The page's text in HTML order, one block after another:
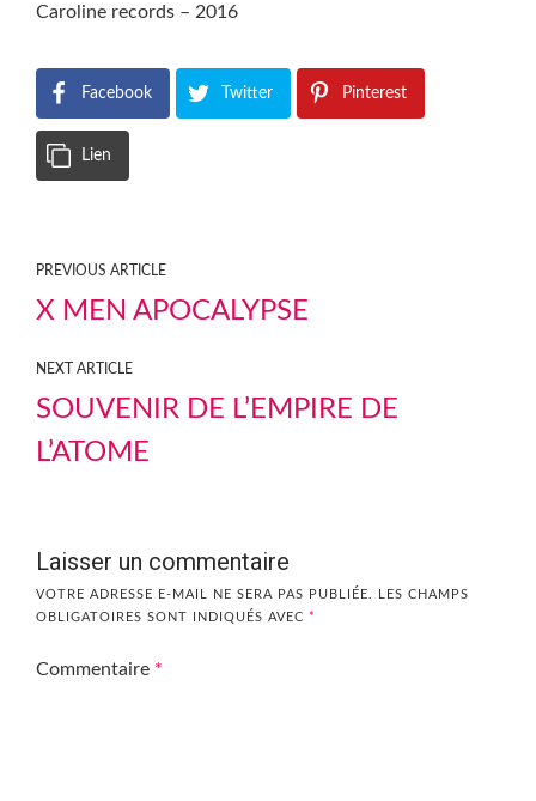
Caroline records – 2016
Facebook Twitter Pinterest
Lien
PREVIOUS ARTICLE
X MEN APOCALYPSE
NEXT ARTICLE
SOUVENIR DE L’EMPIRE DE
L’ATOME
Laisser un commentaire
VOTRE ADRESSE E-MAIL NE SERA PAS PUBLIÉE.
LES CHAMPS
OBLIGATOIRES SONT INDIQUÉS AVEC *
Commentaire *